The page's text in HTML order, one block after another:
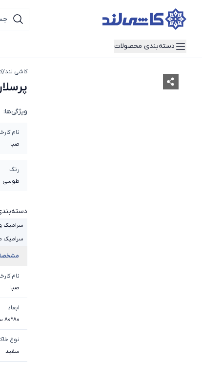
دسته‌بندی محصولات
کاشی لند/
ویژگی‌ها:
نام
صبا
رنگ
طوسی
سرامیک
سرامیک
نام
صبا
ابعاد
80*80 سانتی متر
نوع
سفيد